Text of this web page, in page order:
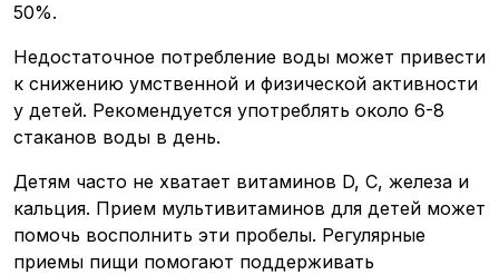
50%.
Недостаточное потребление воды может привести
к снижению умственной и физической активности
у детей. Рекомендуется употреблять около 6-8
стаканов воды в день.
Детям часто не хватает витаминов D, С, железа и
кальция. Прием мультивитаминов для детей может
помочь восполнить эти пробелы. Регулярные
приемы пищи помогают поддерживать